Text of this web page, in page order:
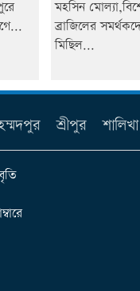
মহসিন
ব্রাজিলের
মিছিল...
শ্রীপুর শালিখা